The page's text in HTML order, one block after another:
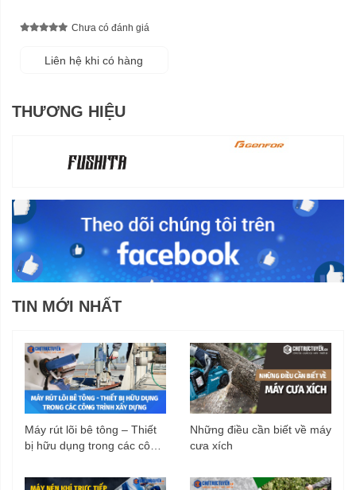
Chưa có đánh giá
Liên hệ khi có hàng
THƯƠNG HIỆU
TIN MỚI NHẤT
Máy rút lõi bê tông – Thiết
bị hữu dụng trong các công
Những điều cần biết về máy
cưa xích